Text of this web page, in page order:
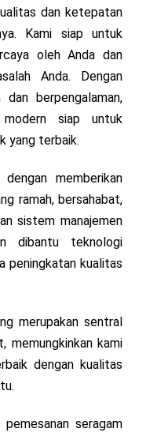
dan ketepatan
Kami siap untuk
oleh Anda dan
Anda. Dengan
berpengalaman,
siap untuk
yang terbaik.
memberikan
ramah, bersahabat,
sistem manajemen
dibantu teknologi
peningkatan kualitas
merupakan sentral
memungkinkan kami
dengan kualitas
seragam